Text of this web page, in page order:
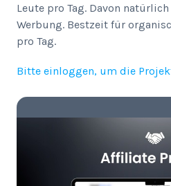
Leute pro Tag. Davon
Werbung. Bestzeit für
pro Tag.
Bitte einloggen, um die